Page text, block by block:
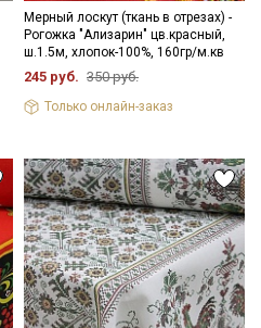
Мерный лоскут (ткань в отрезах) -
Рогожка "Ализарин" цв.красный,
ш.1.5м, хлопок-100%, 160гр/м.кв
245 руб. 350 руб.
Только онлайн-заказ